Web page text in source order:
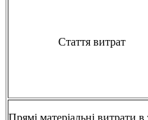
Стаття витрат